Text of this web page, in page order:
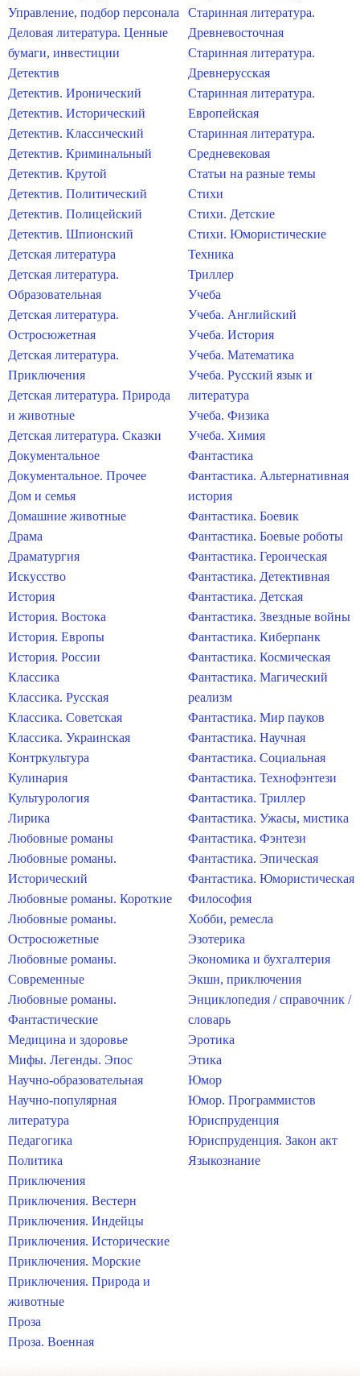
Управление, подбор персонала
Деловая литература. Ценные
бумаги, инвестиции
Детектив
Детектив. Иронический
Детектив. Исторический
Детектив. Классический
Детектив. Криминальный
Детектив. Крутой
Детектив. Политический
Детектив. Полицейский
Детектив. Шпионский
Детская литература
Детская литература.
Образовательная
Детская литература.
Остросюжетная
Детская литература.
Приключения
Детская литература. Природа
и животные
Детская литература. Сказки
Документальное
Документальное. Прочее
Дом и семья
Домашние животные
Драма
Драматургия
Искусство
История
История. Востока
История. Европы
История. России
Классика
Классика. Русская
Классика. Советская
Классика. Украинская
Контркультура
Кулинария
Культурология
Лирика
Любовные романы
Любовные романы.
Исторический
Любовные романы. Короткие
Любовные романы.
Остросюжетные
Любовные романы.
Современные
Любовные романы.
Фантастические
Медицина и здоровье
Мифы. Легенды. Эпос
Научно-образовательная
Научно-популярная
литература
Педагогика
Политика
Приключения
Приключения. Вестерн
Приключения. Индейцы
Приключения. Исторические
Приключения. Морские
Приключения. Природа и
животные
Проза
Проза. Военная
Старинная литература.
Древневосточная
Старинная литература.
Древнерусская
Старинная литература.
Европейская
Старинная литература.
Средневековая
Статьи на разные темы
Стихи
Стихи. Детские
Стихи. Юмористические
Техника
Триллер
Учеба
Учеба. Английский
Учеба. История
Учеба. Математика
Учеба. Русский язык и
литература
Учеба. Физика
Учеба. Химия
Фантастика
Фантастика. Альтернативная
история
Фантастика. Боевик
Фантастика. Боевые роботы
Фантастика. Героическая
Фантастика. Детективная
Фантастика. Детская
Фантастика. Звездные войны
Фантастика. Киберпанк
Фантастика. Космическая
Фантастика. Магический
реализм
Фантастика. Мир пауков
Фантастика. Научная
Фантастика. Социальная
Фантастика. Технофэнтези
Фантастика. Триллер
Фантастика. Ужасы, мистика
Фантастика. Фэнтези
Фантастика. Эпическая
Фантастика. Юмористическая
Философия
Хобби, ремесла
Эзотерика
Экономика и бухгалтерия
Экшн, приключения
Энциклопедия / справочник /
словарь
Эротика
Этика
Юмор
Юмор. Программистов
Юриспруденция
Юриспруденция. Закон акт
Языкознание